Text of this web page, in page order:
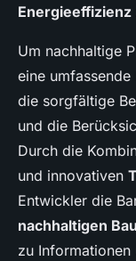
Energieeffizienz
Um nachhaltige
eine
die sorgfältige
und die
Durch die
und innovativen
Entwickler die
nachhaltigen Bau
zu Informationen